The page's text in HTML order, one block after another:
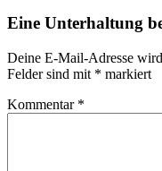
Eine Unterhaltung
Deine E-Mail-Adresse
Felder sind mit * markiert
Kommentar *